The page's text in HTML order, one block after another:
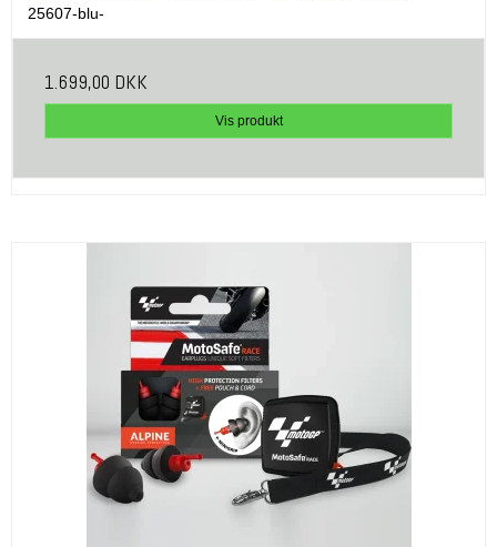
25607-blu-
1.699,00 DKK
Vis produkt